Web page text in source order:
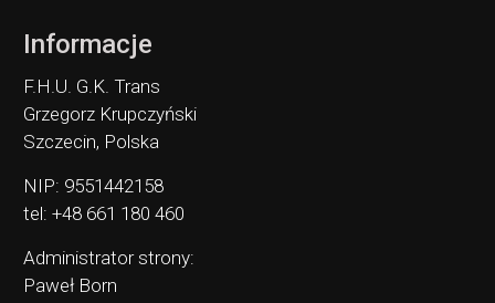
Informacje
F.H.U. G.K. Trans
Grzegorz Krupczyński
Szczecin, Polska
NIP: 9551442158
tel: +48 661 180 460
Administrator strony:
Paweł Born